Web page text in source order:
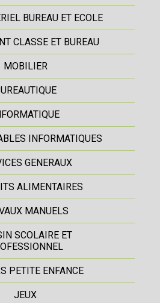
BUREAU ET ECOLE
CLASSE ET BUREAU
MOBILIER
INFORMATIQUES
GENERAUX
ALIMENTAIRES
MANUELS
SCOLAIRE ET
PETITE ENFANCE
JEUX